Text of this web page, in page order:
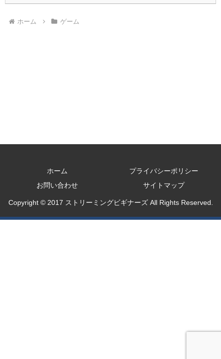
ホーム ゲーム
ホーム
プライバシーポリシー
お問い合わせ
サイトマップ
Copyright © 2017 ストリーミングビギナーズ All Rights Reserved.